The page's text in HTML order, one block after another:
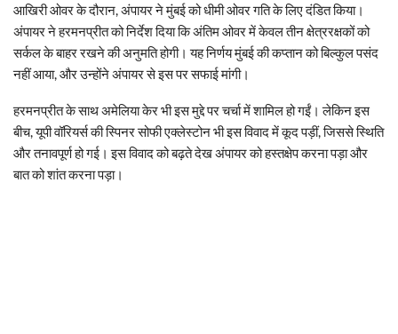
आखिरी ओवर के दौरान, अंपायर ने मुंबई को धीमी ओवर गति के लिए दंडित किया।
अंपायर ने हरमनप्रीत को निर्देश दिया कि अंतिम ओवर में केवल तीन क्षेत्ररक्षकों को
सर्कल के बाहर रखने की अनुमति होगी। यह निर्णय मुंबई की कप्तान को बिल्कुल पसंद
नहीं आया, और उन्होंने अंपायर से इस पर सफाई मांगी।
हरमनप्रीत के साथ अमेलिया केर भी इस मुद्दे पर चर्चा में शामिल हो गईं। लेकिन इस
बीच, यूपी वॉरियर्स की स्पिनर सोफी एक्लेस्टोन भी इस विवाद में कूद पड़ीं, जिससे स्थिति
और तनावपूर्ण हो गई। इस विवाद को बढ़ते देख अंपायर को हस्तक्षेप करना पड़ा और
बात को शांत करना पड़ा।